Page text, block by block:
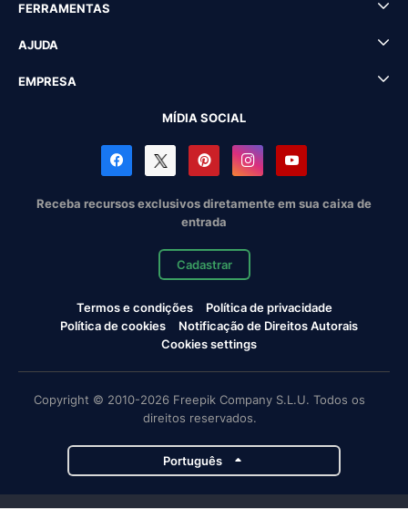
FERRAMENTAS
AJUDA
EMPRESA
MÍDIA SOCIAL
Receba recursos exclusivos diretamente em sua caixa de
entrada
Cadastrar
Termos e condições
Política de privacidade
Política de cookies
Notificação de Direitos Autorais
Cookies settings
Copyright © 2010-2026 Freepik Company S.L.U. Todos os
direitos reservados.
Português